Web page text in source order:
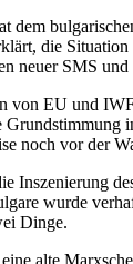
dem
die
neuer SMS
EU und
noch vor der
Inszenierung
wurde
Dinge.